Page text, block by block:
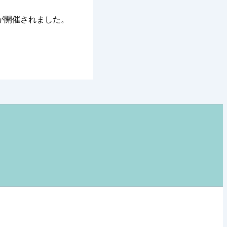
催されました。